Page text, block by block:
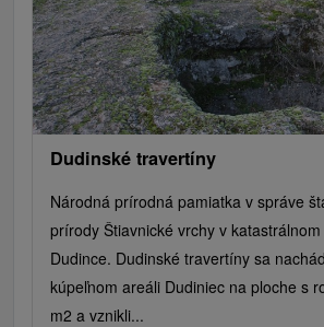
Dudinské travertíny
Národná prírodná pamiatka v správe
prírody Štiavnické vrchy v
Dudince. Dudinské travertíny sa
kúpeľnom areáli Dudiniec na ploche s
m2 a vznikli...